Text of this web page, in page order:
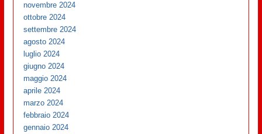
novembre 2024
ottobre 2024
settembre 2024
agosto 2024
luglio 2024
giugno 2024
maggio 2024
aprile 2024
marzo 2024
febbraio 2024
gennaio 2024